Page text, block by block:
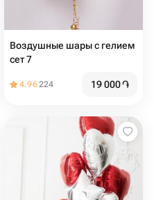
Воздушные шары с гелием
сет 7
4.96224 19 000֏